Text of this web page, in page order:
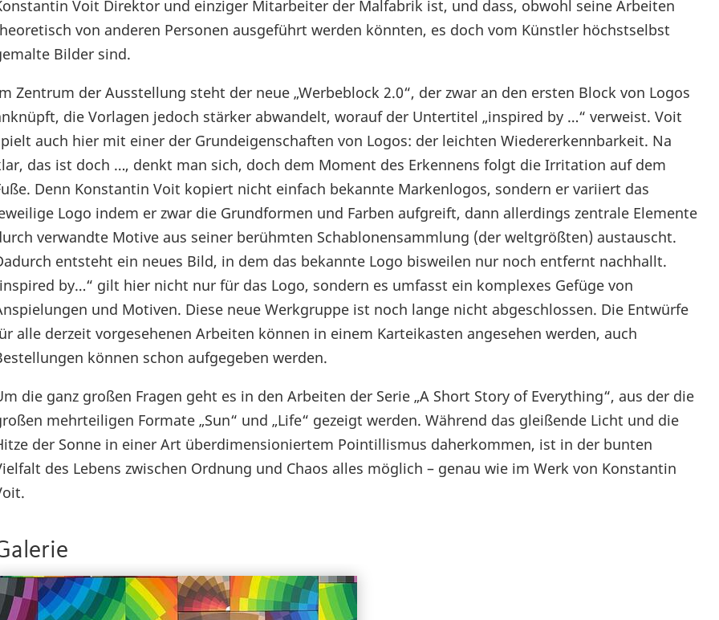
Voit Direktor und einziger Mitarbeiter der Malfabrik ist, und dass, obwohl seine Arbeiten
von anderen Personen ausgeführt werden könnten, es doch vom Künstler höchstselbst
Bilder sind.
Zentrum der Ausstellung steht der neue „Werbeblock 2.0“, der zwar an den ersten Block von Logos
die Vorlagen jedoch stärker abwandelt, worauf der Untertitel „inspired by …“ verweist. Voit
auch hier mit einer der Grundeigenschaften von Logos: der leichten Wiedererkennbarkeit. Na
das ist doch …, denkt man sich, doch dem Moment des Erkennens folgt die Irritation auf dem
Denn Konstantin Voit kopiert nicht einfach bekannte Markenlogos, sondern er variiert das
Logo indem er zwar die Grundformen und Farben aufgreift, dann allerdings zentrale Elemente
verwandte Motive aus seiner berühmten Schablonensammlung (der weltgrößten) austauscht.
entsteht ein neues Bild, in dem das bekannte Logo bisweilen nur noch entfernt nachhallt.
by…“ gilt hier nicht nur für das Logo, sondern es umfasst ein komplexes Gefüge von
und Motiven. Diese neue Werkgruppe ist noch lange nicht abgeschlossen. Die Entwürfe
alle derzeit vorgesehenen Arbeiten können in einem Karteikasten angesehen werden, auch
können schon aufgegeben werden.
die ganz großen Fragen geht es in den Arbeiten der Serie „A Short Story of Everything“, aus der die
mehrteiligen Formate „Sun“ und „Life“ gezeigt werden. Während das gleißende Licht und die
der Sonne in einer Art überdimensioniertem Pointillismus daherkommen, ist in der bunten
des Lebens zwischen Ordnung und Chaos alles möglich – genau wie im Werk von Konstantin